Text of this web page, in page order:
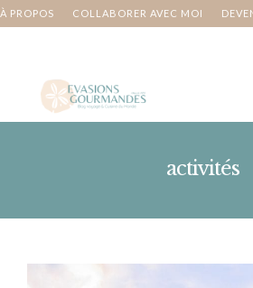
À PROPOS COLLABORER AVEC MOI
activités